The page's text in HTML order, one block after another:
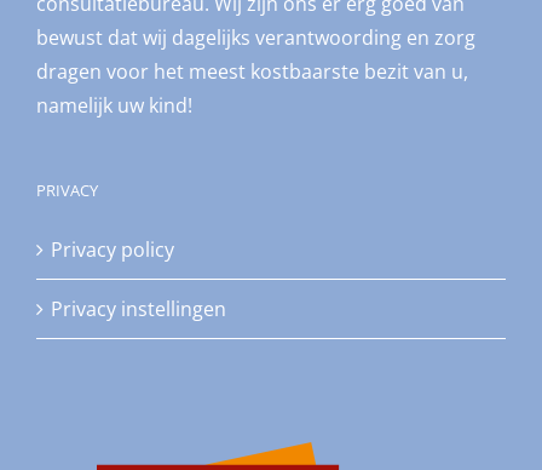
bewust dat wij dagelijks verantwoording en zorg
dragen voor het meest kostbaarste bezit van u,
namelijk uw kind!
PRIVACY
Privacy policy
Privacy instellingen